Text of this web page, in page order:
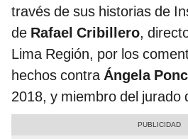
través de sus historias de
de Rafael Cribillero,
Lima Región, por los
hechos contraÁngela
2018, y miembro del jurado